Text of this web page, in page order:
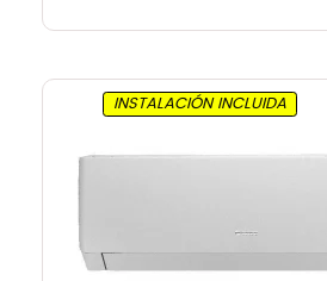
INSTALACIÓN INCLUIDA